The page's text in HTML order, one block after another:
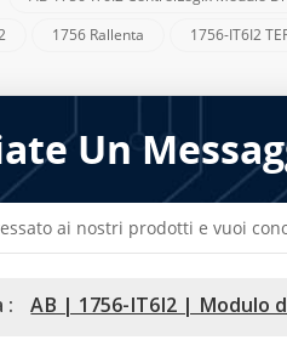
1756 Rallenta 1756-IT6I2
Un
ai nostri prodotti e vuoi
: AB | 1756-IT6I2 | Modulo